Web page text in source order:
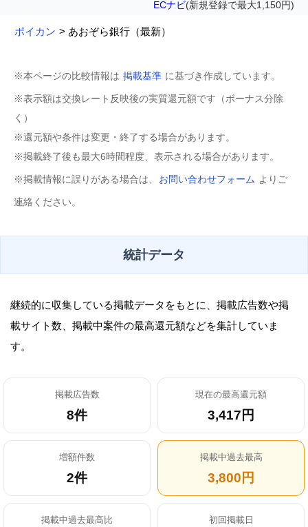
ECナビ(新規登録で最大1,150円)
ポイカン > あおぞら銀行（最新）
※本ページの比較情報は 掲載基準 に基づき作成しています。
※表示額は交換レート反映後の実質還元額です（ボーナス分除
く）
※還元額や条件は変更・終了する場合があります。
※掲載終了後も最大6時間程度、表示される場合があります。
※掲載情報に誤りがある場合は、 お問い合わせフォーム よりご
連絡ください。
統計データ
継続的に収集している掲載データをもとに、掲載広告数や掲
載サイト数、掲載中案件の最高還元額などを集計していま
す。
掲載広告数
8件
現在の最高還元額
3,417円
増額件数
2件
掲載中過去最高
3,800円
掲載中過去最高比 初回掲載日